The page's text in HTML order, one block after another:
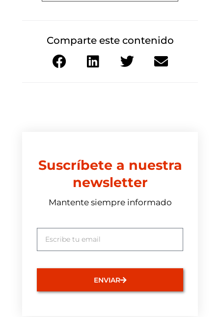
Comparte este contenido
Suscríbete a nuestra
newsletter
Mantente siempre informado
ENVIAR